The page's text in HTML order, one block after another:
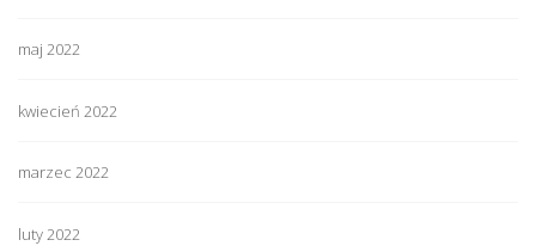
maj 2022
kwiecień 2022
marzec 2022
luty 2022